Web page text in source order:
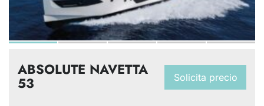
Solicita precio
ABSOLUTE NAVETTA
53